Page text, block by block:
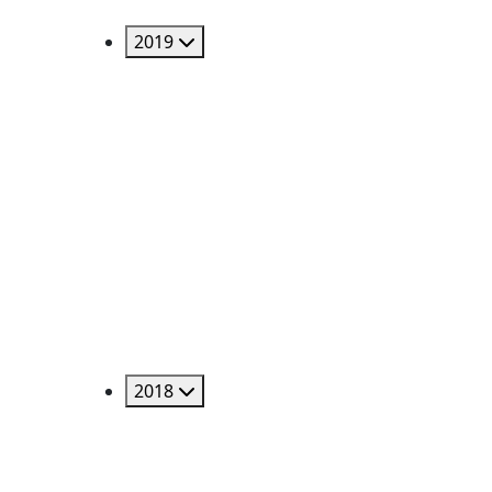
2019
2018